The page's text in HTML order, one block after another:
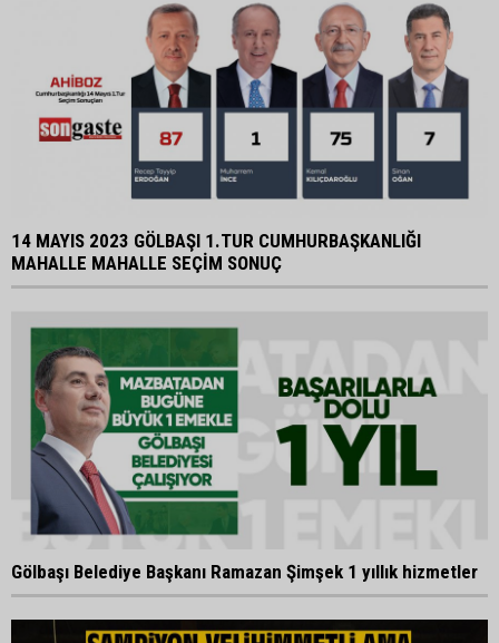
14 MAYIS 2023 GÖLBAŞI 1.TUR CUMHURBAŞKANLIĞI
MAHALLE MAHALLE SEÇİM SONUÇ
Gölbaşı Belediye Başkanı Ramazan Şimşek 1 yıllık hizmetler